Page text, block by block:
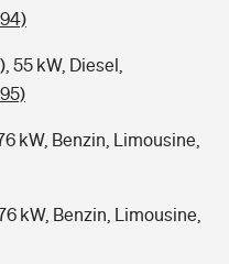
55 kW, Diesel,
kW, Benzin, Limousine,
kW, Benzin, Limousine,